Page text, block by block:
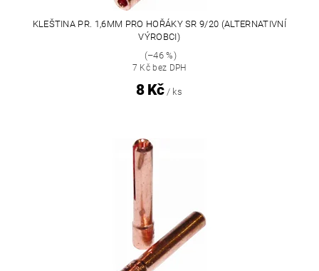
KLEŠTINA PR. 1,6MM PRO HOŘÁKY SR 9/20 (ALTERNATIVNÍ
VÝROBCI)
(–46 %)
7 Kč bez DPH
8 Kč / ks